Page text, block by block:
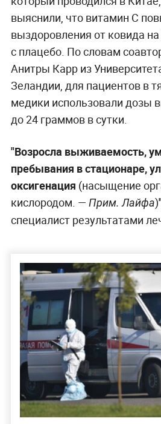
выяснили, что витамин С
выздоровления от ковида
с плацебо. По словам
Анитры Карр из
Зеландии, для пациентов в
медики использовали дозы
до 24 граммов в сутки.
"Возросла выживаемость,
пребывания в стационаре,
оксигенация (насыщение
кислородом. — Прим. Лайфа)
специалист результатами